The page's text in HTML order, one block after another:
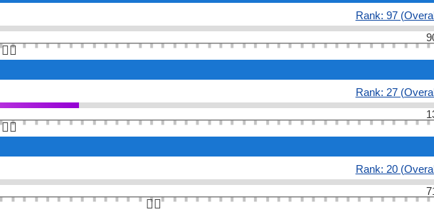
Rank: 97
👆🏻
Rank: 27
👆🏻
Rank: 20
👆🏻